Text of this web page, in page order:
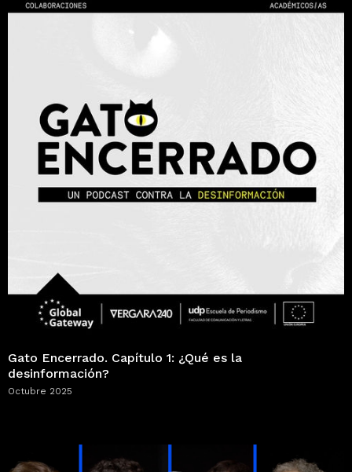
Gato Encerrado. Capítulo 1: ¿Qué es la
desinformación?
Octubre 2025